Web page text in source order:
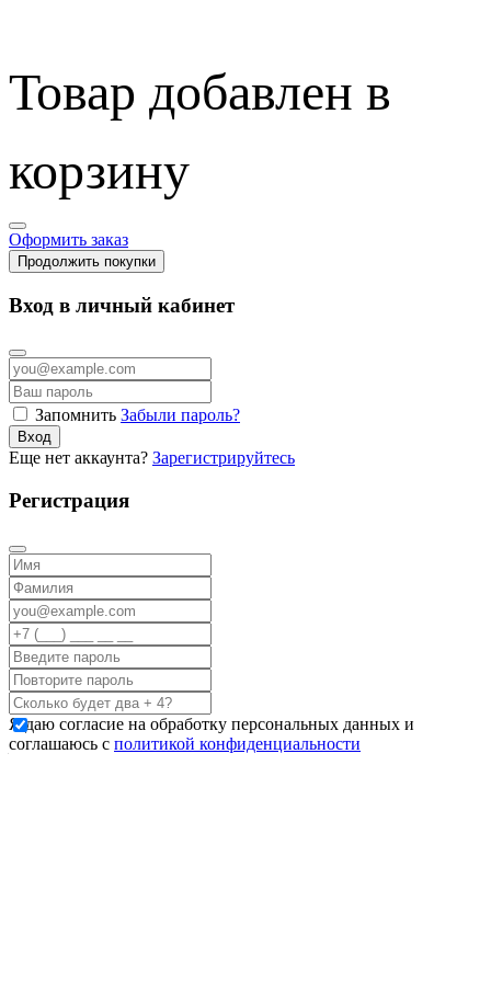
Товар добавлен в
корзину
Оформить заказ
Продолжить покупки
Вход в личный кабинет
Запомнить Забыли пароль?
Вход
Еще нет аккаунта? Зарегистрируйтесь
Регистрация
Я даю согласие на обработку персональных данных и
соглашаюсь с политикой конфиденциальности